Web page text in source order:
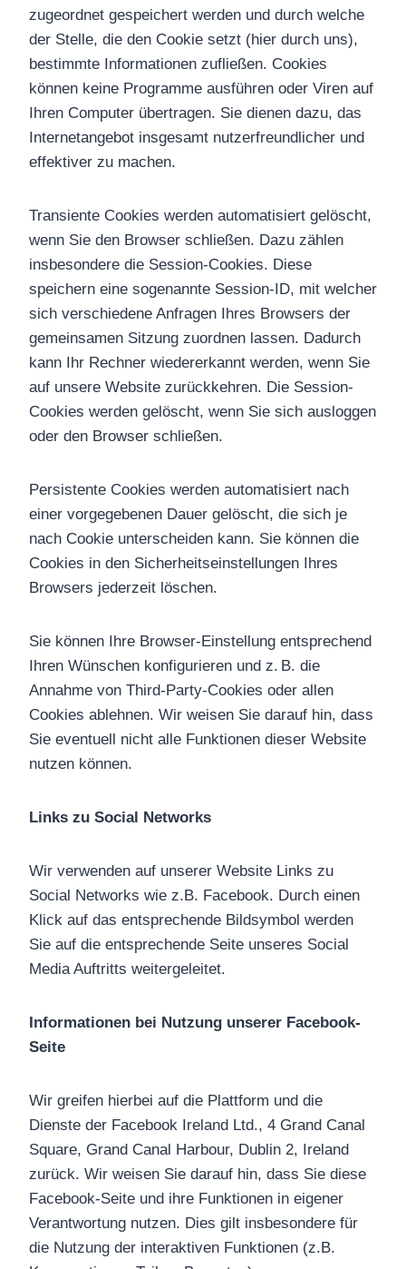
zugeordnet gespeichert werden und durch welche
der Stelle, die den Cookie setzt (hier durch uns),
bestimmte Informationen zufließen. Cookies
können keine Programme ausführen oder Viren auf
Ihren Computer übertragen. Sie dienen dazu, das
Internetangebot insgesamt nutzerfreundlicher und
effektiver zu machen.
Transiente Cookies werden automatisiert gelöscht,
wenn Sie den Browser schließen. Dazu zählen
insbesondere die Session-Cookies. Diese
speichern eine sogenannte Session-ID, mit welcher
sich verschiedene Anfragen Ihres Browsers der
gemeinsamen Sitzung zuordnen lassen. Dadurch
kann Ihr Rechner wiedererkannt werden, wenn Sie
auf unsere Website zurückkehren. Die Session-
Cookies werden gelöscht, wenn Sie sich ausloggen
oder den Browser schließen.
Persistente Cookies werden automatisiert nach
einer vorgegebenen Dauer gelöscht, die sich je
nach Cookie unterscheiden kann. Sie können die
Cookies in den Sicherheitseinstellungen Ihres
Browsers jederzeit löschen.
Sie können Ihre Browser-Einstellung entsprechend
Ihren Wünschen konfigurieren und z. B. die
Annahme von Third-Party-Cookies oder allen
Cookies ablehnen. Wir weisen Sie darauf hin, dass
Sie eventuell nicht alle Funktionen dieser Website
nutzen können.
Links zu Social Networks
Wir verwenden auf unserer Website Links zu
Social Networks wie z.B. Facebook. Durch einen
Klick auf das entsprechende Bildsymbol werden
Sie auf die entsprechende Seite unseres Social
Media Auftritts weitergeleitet.
Informationen bei Nutzung unserer Facebook-
Seite
Wir greifen hierbei auf die Plattform und die
Dienste der Facebook Ireland Ltd., 4 Grand Canal
Square, Grand Canal Harbour, Dublin 2, Ireland
zurück. Wir weisen Sie darauf hin, dass Sie diese
Facebook-Seite und ihre Funktionen in eigener
Verantwortung nutzen. Dies gilt insbesondere für
die Nutzung der interaktiven Funktionen (z.B.